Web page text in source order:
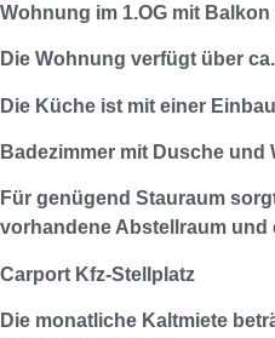
Wohnung im 1.OG mit Balkon
Die Wohnung verfügt über
Die Küche ist mit einer
Badezimmer mit Dusche und
Für genügend Stauraum
vorhandene Abstellraum und
Carport Kfz-Stellplatz
Die monatliche Kaltmiete